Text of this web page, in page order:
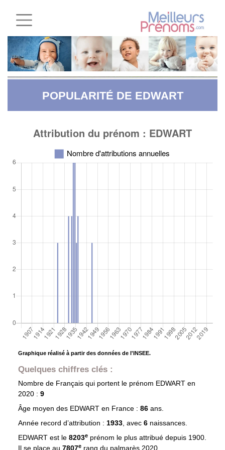
POPULARITÉ DE EDWART
Graphique réalisé à partir des données de l'INSEE.
Quelques chiffres clés :
Nombre de Français qui portent le prénom EDWART en
2020 : 9
Âge moyen des EDWARTen France : 86 ans.
Année record d’attribution : 1933, avec 6 naissances.
EDWART est le 8203eprénom le plus attribué depuis 1900.
Il se place au 7807e rang du palmarès 2020.